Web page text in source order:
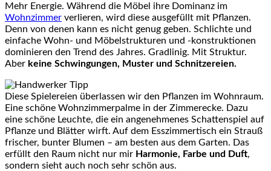
Mehr Energie. Während die Möbel ihre Dominanz im
Wohnzimmer verlieren, wird diese ausgefüllt mit Pflanzen.
Denn von denen kann es nicht genug geben. Schlichte und
einfache Wohn- und Möbelstrukturen und -konstruktionen
dominieren den Trend des Jahres. Gradlinig. Mit Struktur.
Aber keine Schwingungen, Muster und Schnitzereien.
Diese Spielereien überlassen wir den Pflanzen im Wohnraum.
Eine schöne Wohnzimmerpalme in der Zimmerecke. Dazu
eine schöne Leuchte, die ein angenehmenes Schattenspiel auf
Pflanze und Blätter wirft. Auf dem Esszimmertisch ein Strauß
frischer, bunter Blumen – am besten aus dem Garten. Das
erfüllt den Raum nicht nur mir Harmonie, Farbe und Duft,
sondern sieht auch noch sehr schön aus.